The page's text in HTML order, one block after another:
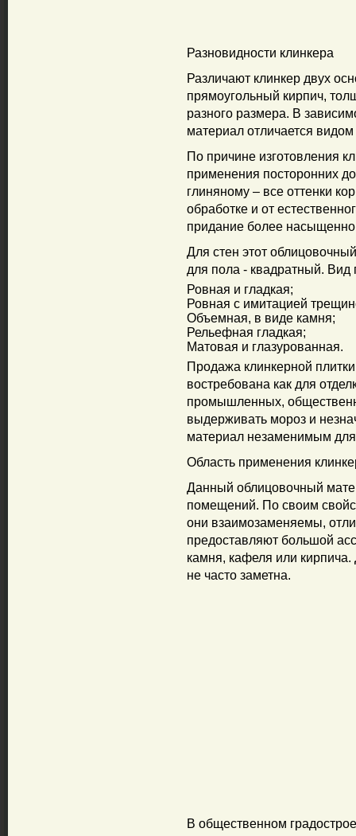
Разновидности клинкера
Различают клинкер двух
прямоугольный кирпич,
разного размера. В
материал отличается
По причине изготовления
применения посторонних
глиняному – все оттенки
обработке и от
придание более
Для стен этот
для пола - квадратный. Вид
Ровная и гладкая;
Ровная с имитацией
Объемная, в виде камня;
Рельефная гладкая;
Матовая и глазурованная.
Продажа клинкерной
востребована как для
промышленных,
выдерживать мороз и
материал незаменимым
Область применения
Данный облицовочный
помещений. По своим
они взаимозаменяемы,
предоставляют большой
камня, кафеля или
не часто заметна.
В общественном